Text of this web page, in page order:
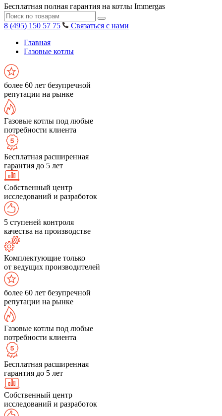
Бесплатная полная гарантия на котлы Immergas
8 (495) 150 57 75
Связаться с нами
Главная
Газовые котлы
более 60 лет безупречной
репутации на рынке
Газовые котлы под любые
потребности клиента
Бесплатная расширенная
гарантия до 5 лет
Собственный центр
исследований и разработок
5 ступеней контроля
качества на производстве
Комплектующие только
от ведущих производителей
более 60 лет безупречной
репутации на рынке
Газовые котлы под любые
потребности клиента
Бесплатная расширенная
гарантия до 5 лет
Собственный центр
исследований и разработок